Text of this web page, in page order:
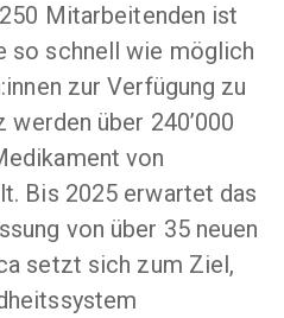
Mitarbeitenden ist
so schnell wie möglich
zur Verfügung zu
über 240’000
von
Bis 2025 erwartet das
von über 35 neuen
setzt sich zum Ziel,